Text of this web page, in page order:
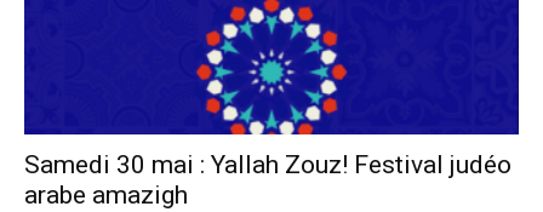
Samedi 30 mai : Yallah Zouz! Festival judéo
arabe amazigh